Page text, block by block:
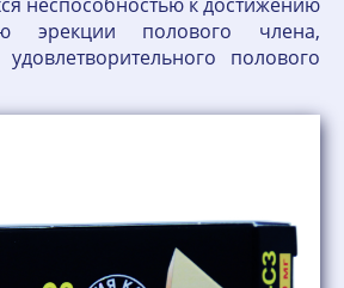
эрекции полового члена,
полового